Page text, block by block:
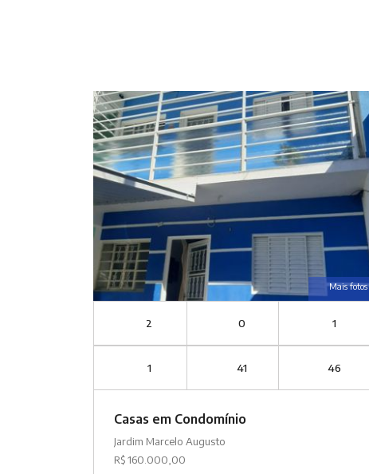
Mais fotos
2 0 1
1 41 46
Casas em Condomínio
Jardim Marcelo Augusto
R$ 160.000,00